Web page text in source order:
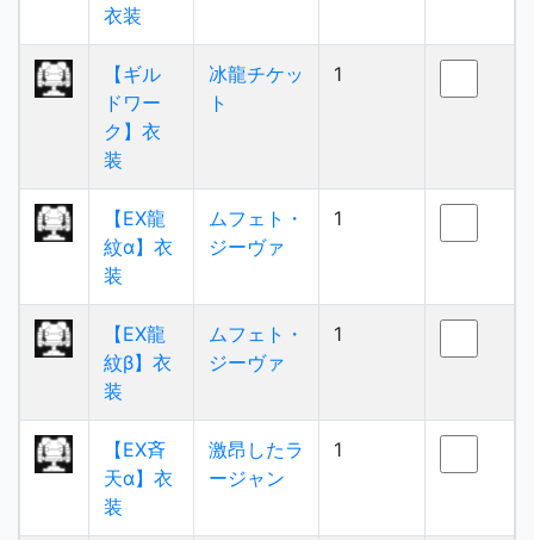
衣装
【ギル
ドワー
ク】衣
装
冰龍チケッ
ト
1
【EX龍
紋α】衣
装
ムフェト・
ジーヴァ
1
【EX龍
紋β】衣
装
ムフェト・
ジーヴァ
1
【EX斉
天α】衣
装
激昂したラ
ージャン
1